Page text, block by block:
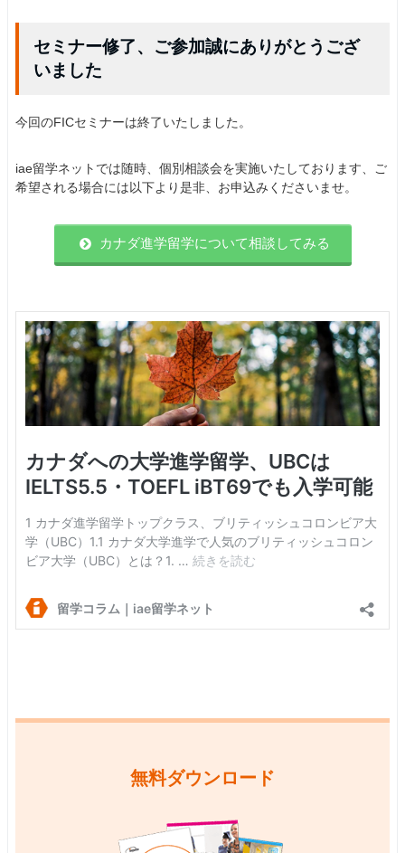
セミナー修了、ご参加誠にありがとうござ
いました
今回のFICセミナーは終了いたしました。
iae留学ネットでは随時、個別相談会を実施いたしております、ご
希望される場合には以下より是非、お申込みくださいませ。
カナダ進学留学について相談してみる
無料ダウンロード